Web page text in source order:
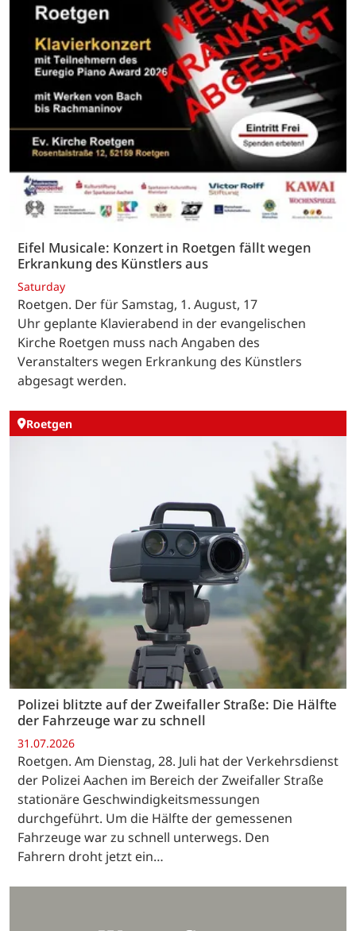
Eifel Musicale: Konzert in Roetgen fällt wegen
Erkrankung des Künstlers aus
Saturday
Roetgen. Der für Samstag, 1. August, 17
Uhr geplante Klavierabend in der evangelischen
Kirche Roetgen muss nach Angaben des
Veranstalters wegen Erkrankung des Künstlers
abgesagt werden.
Roetgen
Polizei blitzte auf der Zweifaller Straße: Die Hälfte
der Fahrzeuge war zu schnell
31.07.2026
Roetgen. Am Dienstag, 28. Juli hat der Verkehrsdienst
der Polizei Aachen im Bereich der Zweifaller Straße
stationäre Geschwindigkeitsmessungen
durchgeführt. Um die Hälfte der gemessenen
Fahrzeuge war zu schnell unterwegs. Den
Fahrern droht jetzt ein…